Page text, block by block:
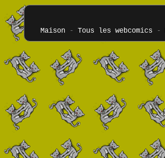
Maison- Tous les webcomics -